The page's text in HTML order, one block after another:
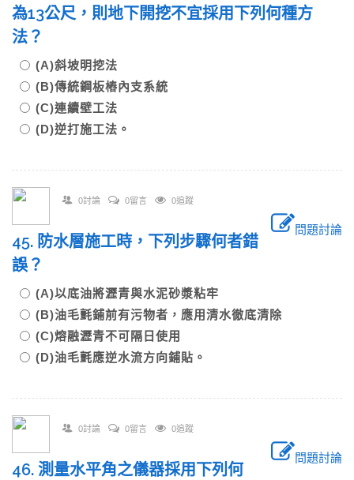
為13公尺，則地下開挖不宜採用下列何種方
法？
(A)斜坡明挖法
(B)傳統鋼板樁內支系統
(C)連續壁工法
(D)逆打施工法。
0討論 0留言 0追蹤
問題討論
45. 防水層施工時，下列步驟何者錯
誤？
(A)以底油將瀝青與水泥砂漿粘牢
(B)油毛氈鋪前有污物者，應用清水徹底清除
(C)熔融瀝青不可隔日使用
(D)油毛氈應逆水流方向鋪貼。
0討論 0留言 0追蹤
問題討論
46. 測量水平角之儀器採用下列何